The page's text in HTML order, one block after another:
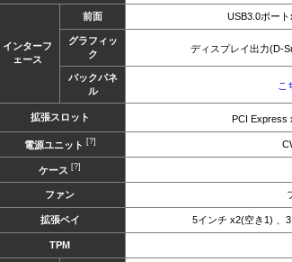
インターフ
ェース
前面 USB3.0ポー
グラフィッ
ク
ディスプレイ出力(D-
バックパネ
ル
こ
拡張スロット PCI Express
電源ユニット [?]
ケース [?]
ファン
拡張ベイ 5インチ x2(空き1) 、
TPM